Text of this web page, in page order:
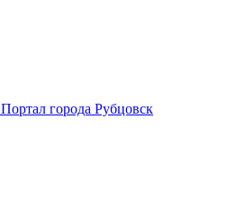
Портал города Рубцовск